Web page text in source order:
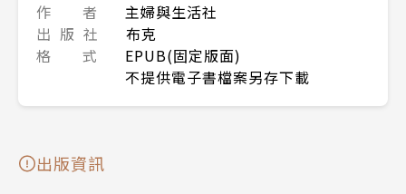
作 者
主婦與生活社
出 版 社
布克
格 式
EPUB(固定版面)
不提供電子書檔案另存下載
出版資訊